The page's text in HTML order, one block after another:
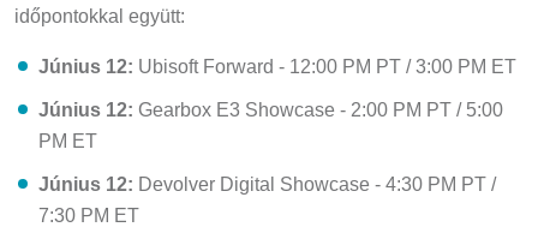
időpontokkal együtt:
Június 12: Ubisoft Forward - 12:00 PM PT / 3:00 PM ET
Június 12: Gearbox E3 Showcase - 2:00 PM PT / 5:00
PM ET
Június 12: Devolver Digital Showcase - 4:30 PM PT /
7:30 PM ET